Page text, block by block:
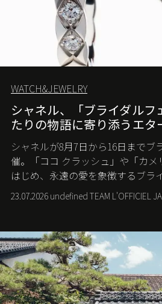
WATCH&JEWELRY
シャネル、「ブライダルフ
たりの物語に寄り添うエタ
シャネルが8月7日から16日までブ
催。「ココ クラッシュ」や「カメ
はじめ、永遠の愛を象徴するブラ
23.07.2026 undefined TEAM L'OFFICIEL